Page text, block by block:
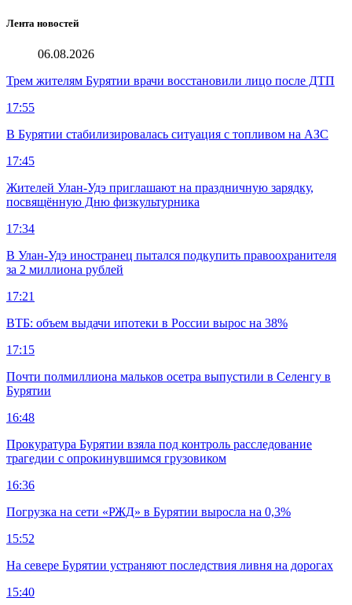
Лента новостей
06.08.2026
Трем жителям Бурятии врачи восстановили лицо после ДТП
17:55
В Бурятии стабилизировалась ситуация с топливом на АЗС
17:45
Жителей Улан-Удэ приглашают на праздничную зарядку,
посвящённую Дню физкультурника
17:34
В Улан-Удэ иностранец пытался подкупить правоохранителя
за 2 миллиона рублей
17:21
ВТБ: объем выдачи ипотеки в России вырос на 38%
17:15
Почти полмиллиона мальков осетра выпустили в Селенгу в
Бурятии
16:48
Прокуратура Бурятии взяла под контроль расследование
трагедии с опрокинувшимся грузовиком
16:36
Погрузка на сети «РЖД» в Бурятии выросла на 0,3%
15:52
На севере Бурятии устраняют последствия ливня на дорогах
15:40